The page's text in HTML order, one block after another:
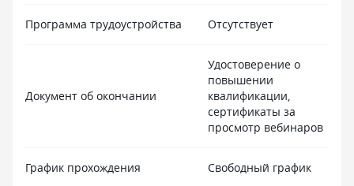
Программа трудоустройства Отсутствует
Документ об окончании
Удостоверение о
повышении
квалификации,
сертификаты за
просмотр вебинаров
График прохождения Свободный график